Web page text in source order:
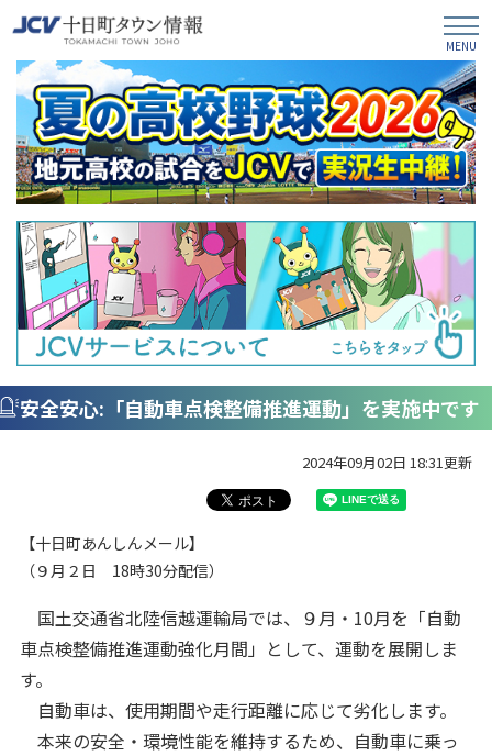
安全安心:「自動車点検整備推進運動」を実施中です
2024年09月02日 18:31更新
【十日町あんしんメール】
（９月２日 18時30分配信）
国土交通省北陸信越運輸局では、９月・10月を「自動
車点検整備推進運動強化月間」として、運動を展開しま
す。
自動車は、使用期間や走行距離に応じて劣化します。
本来の安全・環境性能を維持するため、自動車に乗っ